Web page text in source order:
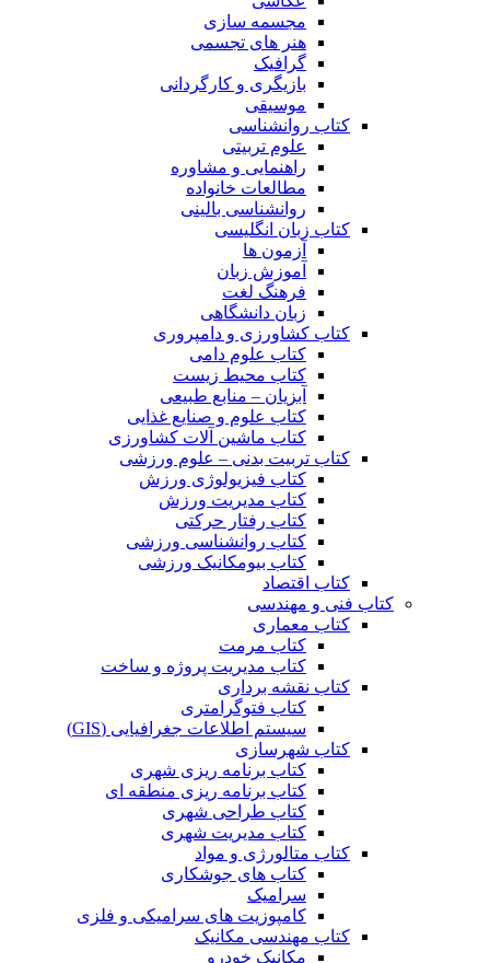
مجسمه سازی
هنر های تجسمی
گرافیک
بازیگری و کارگردانی
موسیقی
کتاب روانشناسی
علوم تربیتی
راهنمایی و مشاوره
مطالعات خانواده
روانشناسی بالینی
کتاب زبان انگلیسی
آزمون ها
آموزش زبان
فرهنگ لغت
زبان دانشگاهی
کتاب کشاورزی و دامپروری
کتاب علوم دامی
کتاب محیط زیست
آبزیان – منابع طبیعی
کتاب علوم و صنایع غذایی
کتاب ماشین آلات کشاورزی
کتاب تربیت بدنی – علوم ورزشی
کتاب فیزیولوژی ورزش
کتاب مدیریت ورزش
کتاب رفتار حرکتی
کتاب روانشناسی ورزشی
کتاب بیومکانیک ورزشی
کتاب اقتصاد
کتاب فنی و مهندسی
کتاب معماری
کتاب مرمت
کتاب مدیریت پروژه و ساخت
کتاب نقشه برداری
کتاب فتوگرامتری
سیستم اطلاعات جغرافیایی (GIS)
کتاب شهرسازی
کتاب برنامه ریزی شهری
کتاب برنامه ریزی منطقه ای
کتاب طراحی شهری
کتاب مدیریت شهری
کتاب متالورژی و مواد
کتاب های جوشکاری
سرامیک
کامپوزیت های سرامیکی و فلزی
کتاب مهندسی مکانیک
مکانیک خودرو